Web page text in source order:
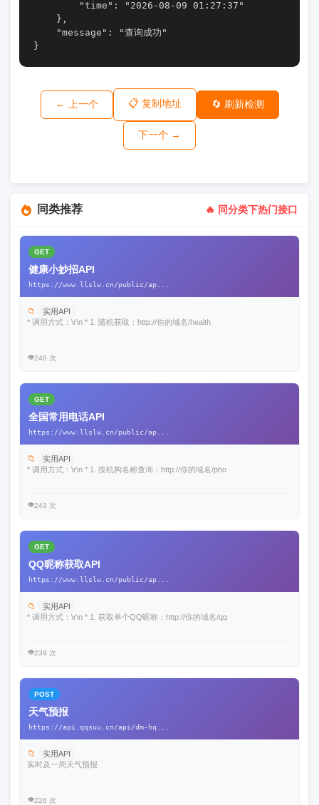
        "time": "2026-08-09 01:27:37"
    },
    "message": "查询成功"
}
← 上一个 📋 复制地址 🔄 刷新检测
下一个 →
同类推荐 🔥 同分类下热门接口
GET
健康小妙招API
https://www.llslw.cn/public/ap...
📁
实用API
* 调用方式：\r\n * 1. 随机获取：http://你的域名/health
👁️246 次
GET
全国常用电话API
https://www.llslw.cn/public/ap...
📁
实用API
* 调用方式：\r\n * 1. 按机构名称查询：http://你的域名/pho
👁️243 次
GET
QQ昵称获取API
https://www.llslw.cn/public/ap...
📁
实用API
* 调用方式：\r\n * 1. 获取单个QQ昵称：http://你的域名/qq
👁️239 次
POST
天气预报
https://api.qqsuu.cn/api/dm-hq...
📁
实用API
实时及一周天气预报
👁️226 次